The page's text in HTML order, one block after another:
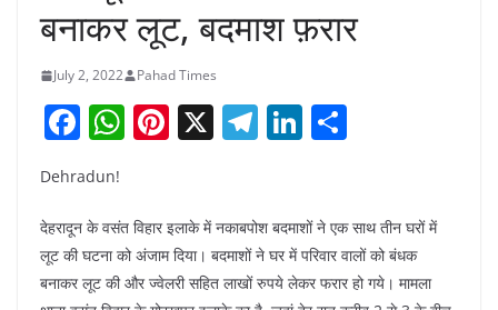
बनाकर लूट, बदमाश फ़रार
July 2, 2022 Pahad Times
F
a
c
e
b
o
W
s
A
p
Pi
e
st
X T
gr
a
m
Li
e
dI
n
e
Dehradun!
देहरादून के वसंत विहार इलाके में नकाबपोश बदमाशों ने एक साथ तीन घरों में
लूट की घटना को अंजाम दिया। बदमाशों ने घर में परिवार वालों को बंधक
बनाकर लूट की और ज्वेलरी सहित लाखों रुपये लेकर फरार हो गये। मामला